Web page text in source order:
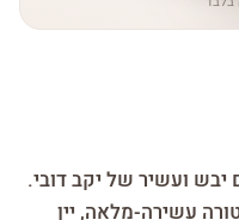
יבש ועשיר של יקב דובי.
עשירה-מלאה, יין